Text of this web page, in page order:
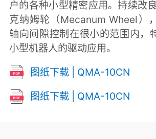
户的各种小型精密应用。持续改
克纳姆轮（Mecanum Wheel）
轴向间隙控制在很小的范围内，
小型机器人的驱动应用。
图纸下载 | QMA-10CN
图纸下载 | QMA-10CN